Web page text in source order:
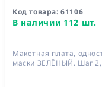
Код товара:61106
В наличии 112 шт.
Макетная плата,
маски ЗЕЛЁНЫЙ. Шаг